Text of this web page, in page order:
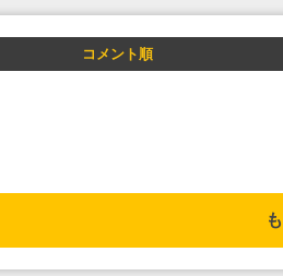
コメント順